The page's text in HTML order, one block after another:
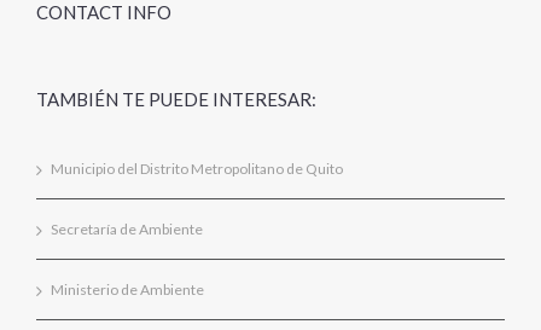
CONTACT INFO
TAMBIÉN TE PUEDE INTERESAR:
Municipio del Distrito Metropolitano de Quito
Secretaría de Ambiente
Ministerio de Ambiente